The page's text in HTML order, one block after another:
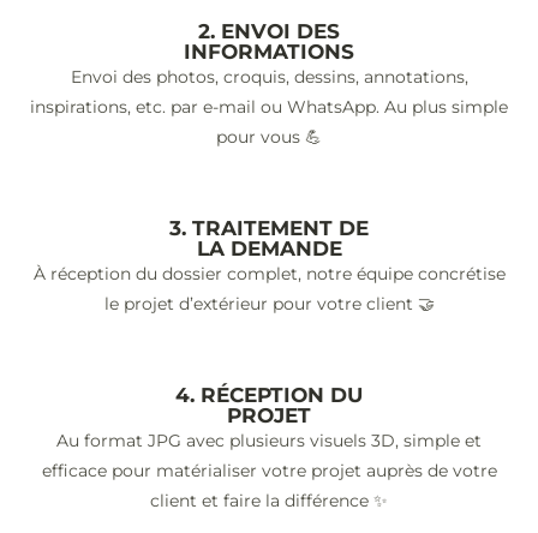
2. ENVOI DES
INFORMATIONS
Envoi des photos, croquis, dessins, annotations,
inspirations, etc. par e-mail ou WhatsApp. Au plus simple
pour vous 💪
3. TRAITEMENT DE
LA DEMANDE
À réception du dossier complet, notre équipe concrétise
le projet d’extérieur pour votre client 🤝
4. RÉCEPTION DU
PROJET
Au format JPG avec plusieurs visuels 3D, simple et
efficace pour matérialiser votre projet auprès de votre
client et faire la différence ✨